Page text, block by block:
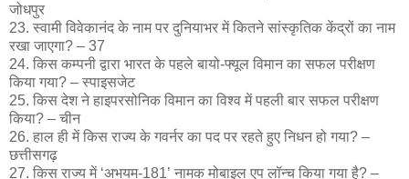
जोधपुर
23. स्वामी विवेकानंद के नाम पर दुनियाभर में कितने सांस्कृतिक केंद्रों का नाम
रखा जाएगा? – 37
24. किस कम्पनी द्वारा भारत के पहले बायो-फ्यूल विमान का सफल परीक्षण
किया गया? – स्पाइसजेट
25. किस देश ने हाइपरसोनिक विमान का विश्व में पहली बार सफल परीक्षण
किया? – चीन
26. हाल ही में किस राज्य के गवर्नर का पद पर रहते हुए निधन हो गया? –
छत्तीसगढ़
27. किस राज्य में ‘अभयम-181’ नामक मोबाइल एप लॉन्च किया गया है? –